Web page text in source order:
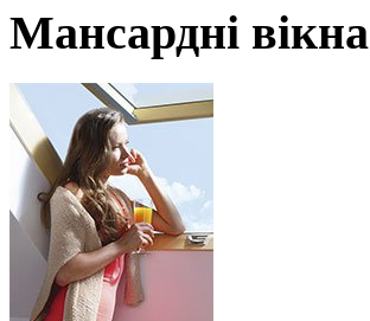
Мансардні вікна